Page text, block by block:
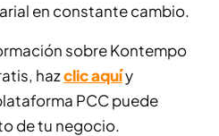
en constante cambio.
sobre Kontempo
hazclic aquíy
PCC puede
de tu negocio.